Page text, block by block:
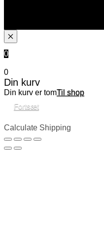
0
0
Din kurv
Din kurv er tomTil shop
Fortsæt
Calculate Shipping